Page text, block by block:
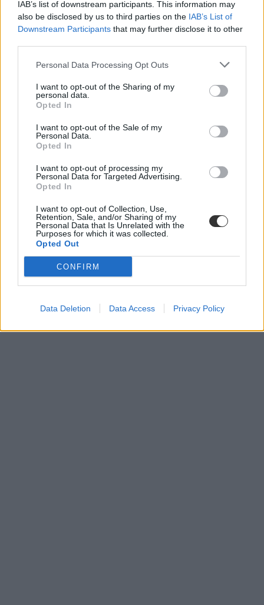
IAB’s list of downstream participants. This information may
also be disclosed by us to third parties on the IAB’s List of
Downstream Participants that may further disclose it to other
Personal Data Processing Opt Outs
I want to opt-out of the Sharing of my
personal data.
Opted In
I want to opt-out of the Sale of my
Personal Data.
Opted In
I want to opt-out of processing my
Personal Data for Targeted Advertising.
Opted In
I want to opt-out of Collection, Use,
Retention, Sale, and/or Sharing of my
Personal Data that Is Unrelated with the
Purposes for which it was collected.
Opted Out
CONFIRM
Data Deletion Data Access Privacy Policy
albérlet
egyetem
egyetemi élet
belföld
lakás
albérletárak